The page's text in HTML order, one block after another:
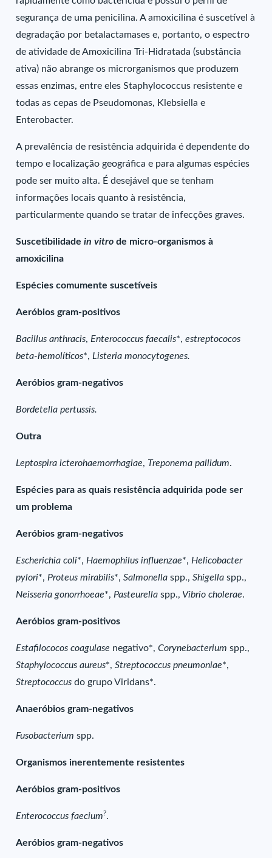
segurança de uma penicilina. A amoxicilina é suscetível à
degradação por betalactamases e, portanto, o espectro
de atividade de Amoxicilina Tri-Hidratada (substância
ativa) não abrange os microrganismos que produzem
essas enzimas, entre eles Staphylococcus resistente e
todas as cepas de Pseudomonas, Klebsiella e
Enterobacter.
A prevalência de resistência adquirida é dependente do
tempo e localização geográfica e para algumas espécies
pode ser muito alta. É desejável que se tenham
informações locais quanto à resistência,
particularmente quando se tratar de infecções graves.
Suscetibilidadein vitro de micro-organismos à
amoxicilina
Espécies comumente suscetíveis
Aeróbios gram-positivos
Bacillus anthracis, Enterococcus faecalis*,estreptococos
beta-hemolíticos*, Listeria monocytogenes.
Aeróbios gram-negativos
Bordetella pertussis.
Outra
Leptospira icterohaemorrhagiae, Treponema pallidum.
Espécies para as quais resistência adquirida pode ser
um problema
Aeróbios gram-negativos
Escherichia coli*, Haemophilus influenzae*, Helicobacter
pylori*, Proteus mirabilis*,Salmonella spp.,Shigella spp.,
Neisseria gonorrhoeae*, Pasteurella spp., Vibrio cholerae.
Aeróbios gram-positivos
Estafilococos coagulase negativo*,Corynebacterium spp.,
Staphylococcus aureus*,Streptococcus pneumoniae*,
Streptococcus do grupo Viridans*.
Anaeróbios gram-negativos
Fusobacterium spp.
Organismos inerentemente resistentes
Aeróbios gram-positivos
Enterococcus faecium?.
Aeróbios gram-negativos